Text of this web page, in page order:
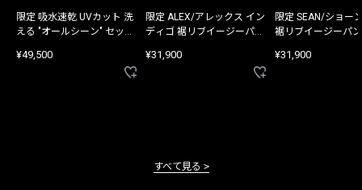
限定 吸水速乾 UVカット 洗
える "オールシーン" セット
¥49,500
限定 ALEX/アレックス イン
ディゴ 裾リブイージーパン
¥31,900
限定 SEAN/ショー
裾リブイージーパ
¥31,900
すべて見る